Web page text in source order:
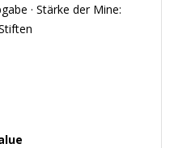
· Stärke der Mine: